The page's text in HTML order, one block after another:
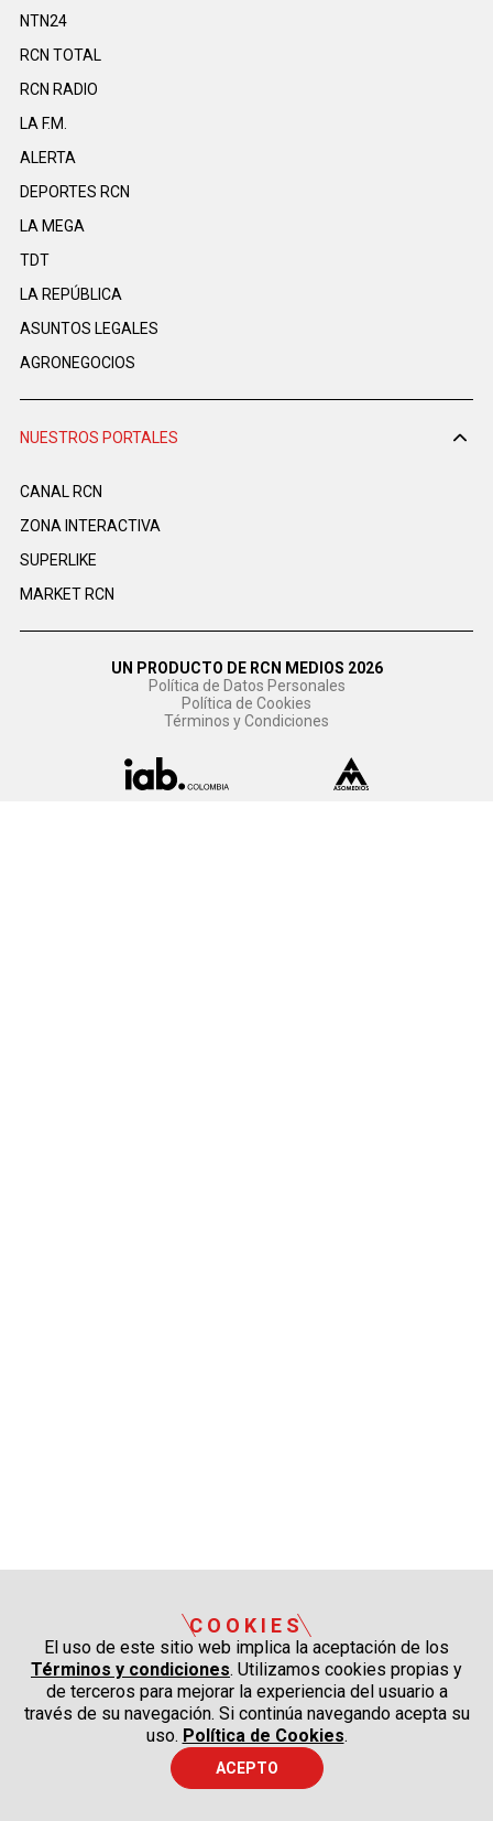
NTN24
RCN TOTAL
RCN RADIO
LA F.M.
ALERTA
DEPORTES RCN
LA MEGA
TDT
LA REPÚBLICA
ASUNTOS LEGALES
AGRONEGOCIOS
NUESTROS PORTALES
CANAL RCN
ZONA INTERACTIVA
SUPERLIKE
MARKET RCN
UN PRODUCTO DE RCN MEDIOS 2026
Política de Datos Personales
Política de Cookies
Términos y Condiciones
COOKIES
El uso de este sitio web implica la aceptación de los
Términos y condiciones. Utilizamos cookies propias y
de terceros para mejorar la experiencia del usuario a
través de su navegación. Si continúa navegando acepta su
uso. Política de Cookies.
ACEPTO